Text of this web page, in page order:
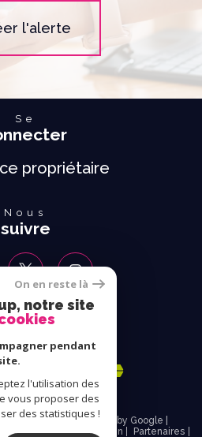
l'alerte
Se
propriétaire
Nous
suivre
Nous
| Traduction powered by Google |
Mentions légales Admin Partenaires
On en reste là
notre site
pendant
l'utilisation des
vous proposer des
des statistiques !